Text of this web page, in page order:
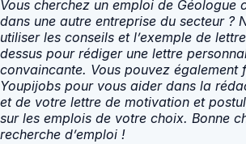
Vous cherchez un emploi de Géologue
dans une autre entreprise du secteur ?
utiliser les conseils et l’exemple de
dessus pour rédiger une lettre
convaincante. Vous pouvez également
Youpijobs pour vous aider dans la
et de votre lettre de motivation et
sur les emplois de votre choix. Bonne
recherche d’emploi !